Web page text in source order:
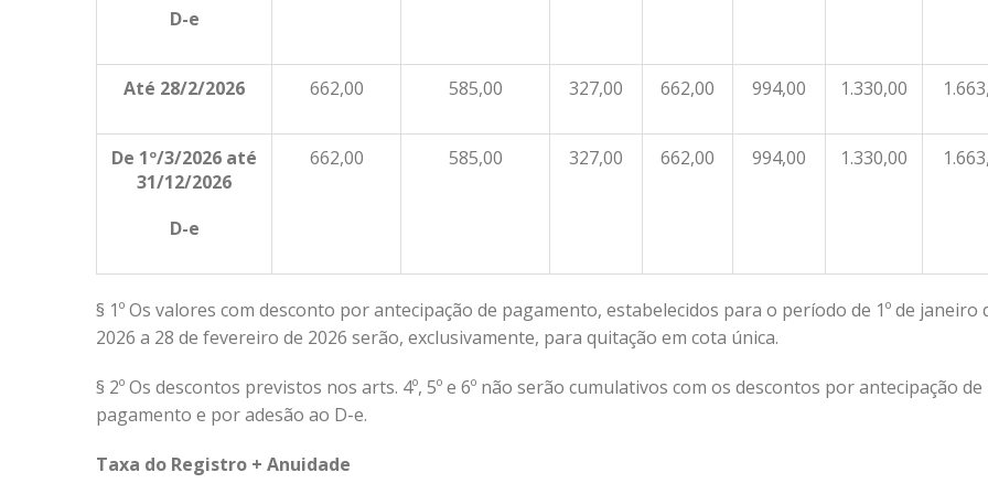
D-e
Até 28/2/2026 662,00 585,00 327,00 662,00 994,00 1.330,00
De 1º/3/2026 até
31/12/2026
D-e
662,00 585,00 327,00 662,00 994,00 1.330,00
§ 1º Os valores com desconto por antecipação de pagamento, estabelecidos para o período de 1º de janeiro
2026 a 28 de fevereiro de 2026 serão, exclusivamente, para quitação em cota única.
§ 2º Os descontos previstos nos arts. 4º, 5º e 6º não serão cumulativos com os descontos por antecipação de
pagamento e por adesão ao D-e.
Taxa do Registro + Anuidade